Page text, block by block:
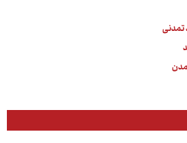
تمدنی